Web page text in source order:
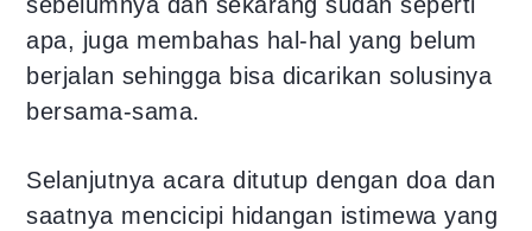
apa, juga membahas hal-hal yang belum
berjalan sehingga bisa dicarikan solusinya
bersama-sama.
Selanjutnya acara ditutup dengan doa dan
saatnya mencicipi hidangan istimewa yang